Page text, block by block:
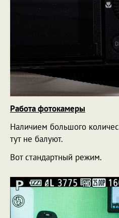
Работа фотокамеры
Наличием большого
тут не балуют.
Вот стандартный режим.